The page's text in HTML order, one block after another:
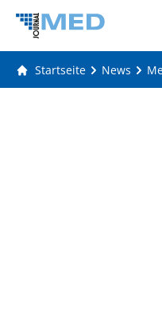
Startseite News